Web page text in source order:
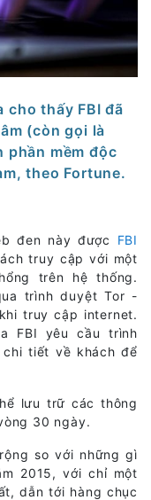
thấy FBI đã
(còn gọi là
phần mềm độc
theo Fortune.
đen này được FBI
truy cập với một
trên hệ thống.
trình duyệt Tor -
truy cập internet.
FBI yêu cầu trình
tiết về khách để
lưu trữ các thông
30 ngày.
so với những gì
2015, với chỉ một
dẫn tới hàng chục